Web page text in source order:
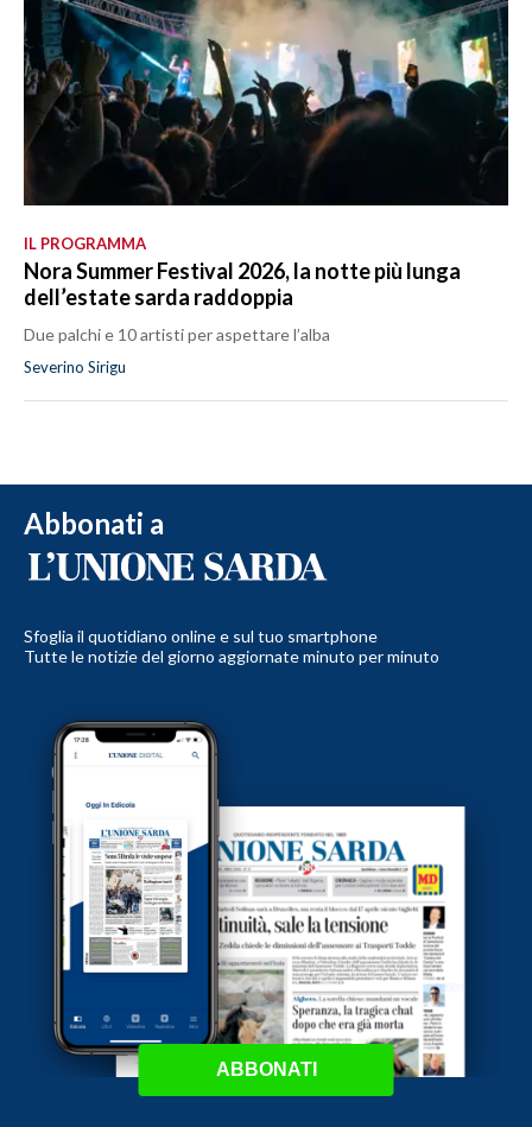
IL PROGRAMMA
Nora Summer Festival 2026, la notte più lunga
dell’estate sarda raddoppia
Due palchi e 10 artisti per aspettare l’alba
Severino Sirigu
Abbonati a
Sfoglia il quotidiano online e sul tuo smartphone
Tutte le notizie del giorno aggiornate minuto per minuto
ABBONATI